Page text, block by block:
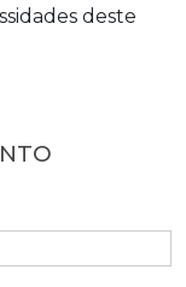
deste